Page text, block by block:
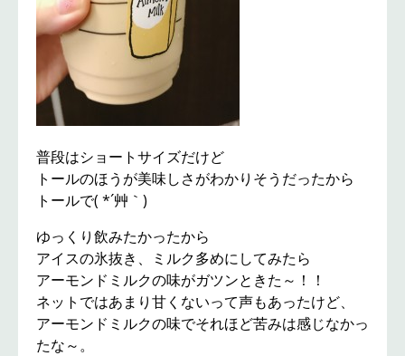
普段はショートサイズだけど
トールのほうが美味しさがわかりそうだったから
トールで( *´艸｀)
ゆっくり飲みたかったから
アイスの氷抜き、ミルク多めにしてみたら
アーモンドミルクの味がガツンときた～！！
ネットではあまり甘くないって声もあったけど、
アーモンドミルクの味でそれほど苦みは感じなかっ
たな～。